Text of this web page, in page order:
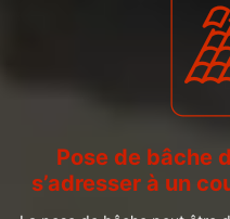
Pose de bâche
s’adresser à un